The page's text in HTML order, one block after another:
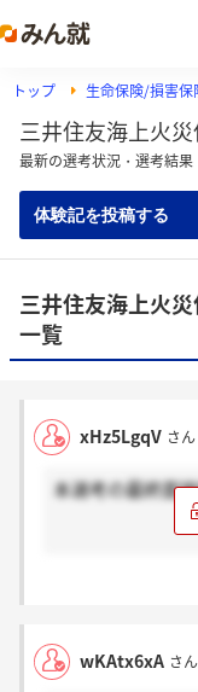
トップ 生命保険/損害保
三井住友海上火
最新の選考状況・選考結果
体験記を投稿する
三井住友海上火
一覧
xHz5LgqV さん
本選考の最終面
wKAtx6xA さん